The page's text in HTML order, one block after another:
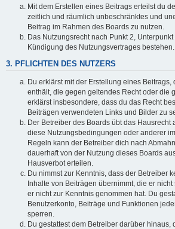
Mit dem Erstellen eines Beitrags erteilst du
zeitlich und räumlich unbeschränktes und
Beitrag im Rahmen des Boards zu nutzen.
Das Nutzungsrecht nach Punkt 2,
Kündigung des Nutzungsvertrages bestehen.
3. PFLICHTEN DES NUTZERS
Du erklärst mit der Erstellung eines Beitrags,
enthält, die gegen geltendes Recht oder die
erklärst insbesondere, dass du das Recht
Beiträgen verwendeten Links und Bilder zu
Der Betreiber des Boards übt das Hausrecht
diese Nutzungsbedingungen oder anderer
Regeln kann der Betreiber dich nach
dauerhaft von der Nutzung dieses Boards
Hausverbot erteilen.
Du nimmst zur Kenntnis, dass der Betreiber
Inhalte von Beiträgen übernimmt, die er
er nicht zur Kenntnis genommen hat. Du
Benutzerkonto, Beiträge und Funktionen
sperren.
Du gestattest dem Betreiber darüber hinaus,